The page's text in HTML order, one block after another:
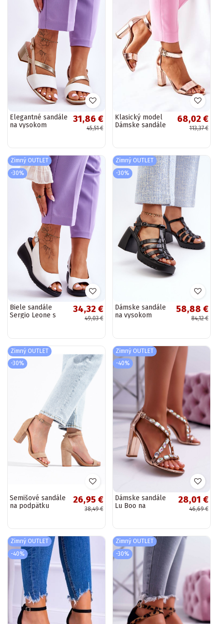
Elegantné sandále
na vysokom
31,86 €
45,51 €
Klasický model
Dámske sandále
68,02 €
113,37 €
Zimný OUTLET
-30%
Biele sandále
Sergio Leone s
34,32 €
49,03 €
Zimný OUTLET
-30%
Dámske sandále
na vysokom
58,88 €
84,12 €
Zimný OUTLET
-30%
Semišové sandále
na podpätku
26,95 €
38,49 €
Zimný OUTLET
-40%
Dámske sandále
Lu Boo na
farbe Vernee
28,01 €
46,69 €
Zimný OUTLET
-40%
Zimný OUTLET
-30%